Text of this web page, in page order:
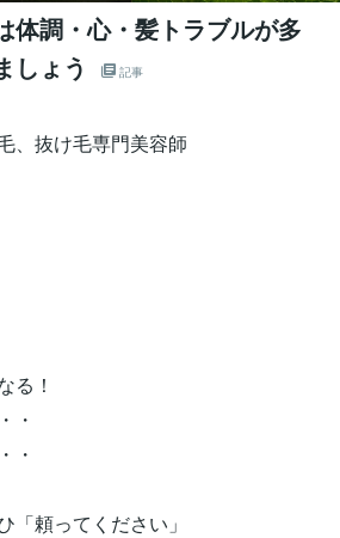
体調・心・髪トラブルが多
しょう
記事
、抜け毛専門美容師
る！
・
・
「頼ってください」